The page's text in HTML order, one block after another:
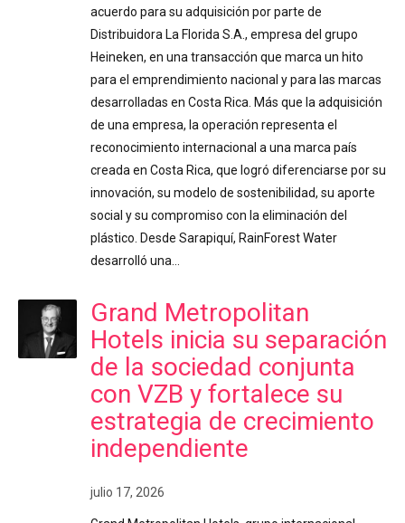
acuerdo para su adquisición por parte de
Distribuidora La Florida S.A., empresa del grupo
Heineken, en una transacción que marca un hito
para el emprendimiento nacional y para las marcas
desarrolladas en Costa Rica. Más que la adquisición
de una empresa, la operación representa el
reconocimiento internacional a una marca país
creada en Costa Rica, que logró diferenciarse por su
innovación, su modelo de sostenibilidad, su aporte
social y su compromiso con la eliminación del
plástico. Desde Sarapiquí, RainForest Water
desarrolló una…
Grand Metropolitan
Hotels inicia su separación
de la sociedad conjunta
con VZB y fortalece su
estrategia de crecimiento
independiente
julio 17, 2026